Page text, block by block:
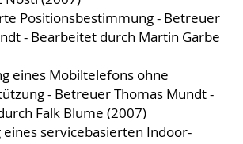
Positionsbestimmung - Betreuer
- Bearbeitet durch Martin Garbe
eines Mobiltelefons ohne
- Betreuer Thomas Mundt -
Falk Blume (2007)
eines servicebasierten Indoor-